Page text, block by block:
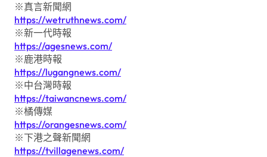
※真言新聞網
https://wetruthnews.com/
※新一代時報
https://agesnews.com/
※鹿港時報
https://lugangnews.com/
※中台灣時報
https://taiwancnews.com/
※橘傳媒
https://orangesnews.com/
※下港之聲新聞網
https://tvillagenews.com/